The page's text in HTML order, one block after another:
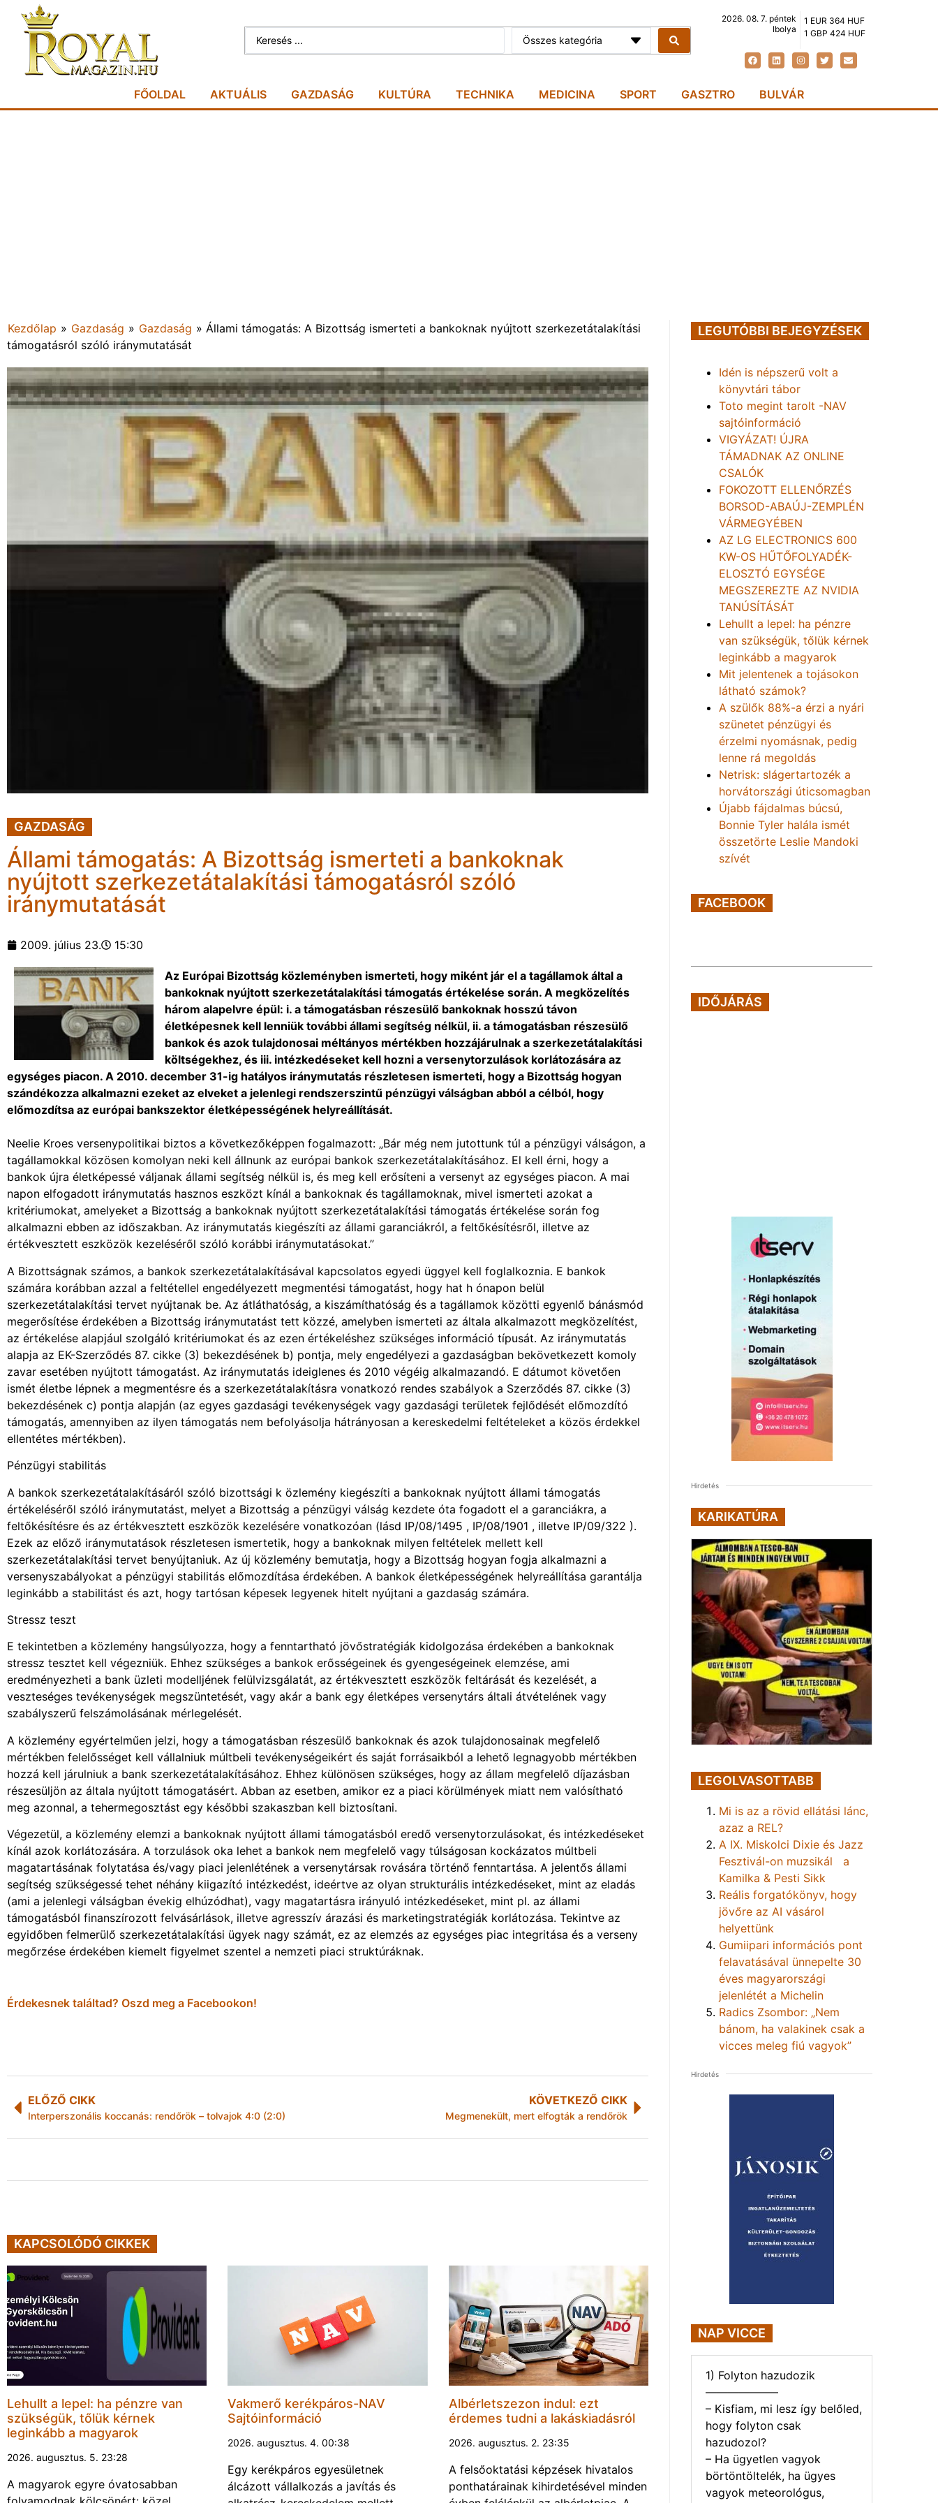
Összes kategória
2026. 08. 7. péntek
Ibolya
1 EUR 364 HUF
1 GBP 424 HUF
FŐOLDAL AKTUÁLIS GAZDASÁG KULTÚRA TECHNIKA MEDICINA SPORT GASZTRO BULVÁR
Kezdőlap » Gazdaság » Gazdaság » Állami támogatás: A Bizottság ismerteti a bankoknak nyújtott szerkezetátalakítási
támogatásról szóló iránymutatását
GAZDASÁG
Állami támogatás: A Bizottság ismerteti a bankoknak
nyújtott szerkezetátalakítási támogatásról szóló
iránymutatását
2009. július 23. 15:30
Az Európai Bizottság közleményben ismerteti, hogy miként jár el a tagállamok által a
bankoknak nyújtott szerkezetátalakítási támogatás értékelése során. A megközelítés
három alapelvre épül: i. a támogatásban részesülő bankoknak hosszú távon
életképesnek kell lenniük további állami segítség nélkül, ii. a támogatásban részesülő
bankok és azok tulajdonosai méltányos mértékben hozzájárulnak a szerkezetátalakítási
költségekhez, és iii. intézkedéseket kell hozni a versenytorzulások korlátozására az
egységes piacon. A 2010. december 31-ig hatályos iránymutatás részletesen ismerteti, hogy a Bizottság hogyan
szándékozza alkalmazni ezeket az elveket a jelenlegi rendszerszintű pénzügyi válságban abból a célból, hogy
előmozdítsa az európai bankszektor életképességének helyreállítását.
Neelie Kroes versenypolitikai biztos a következőképpen fogalmazott: „Bár még nem jutottunk túl a pénzügyi válságon, a
tagállamokkal közösen komolyan neki kell állnunk az európai bankok szerkezetátalakításához. El kell érni, hogy a
bankok újra életképessé váljanak állami segítség nélkül is, és meg kell erősíteni a versenyt az egységes piacon. A mai
napon elfogadott iránymutatás hasznos eszközt kínál a bankoknak és tagállamoknak, mivel ismerteti azokat a
kritériumokat, amelyeket a Bizottság a bankoknak nyújtott szerkezetátalakítási támogatás értékelése során fog
alkalmazni ebben az időszakban. Az iránymutatás kiegészíti az állami garanciákról, a feltőkésítésről, illetve az
értékvesztett eszközök kezeléséről szóló korábbi iránymutatásokat.”
A Bizottságnak számos, a bankok szerkezetátalakításával kapcsolatos egyedi üggyel kell foglalkoznia. E bankok
számára korábban azzal a feltétellel engedélyezett megmentési támogatást, hogy hat h ónapon belül
szerkezetátalakítási tervet nyújtanak be. Az átláthatóság, a kiszámíthatóság és a tagállamok közötti egyenlő bánásmód
megerősítése érdekében a Bizottság iránymutatást tett közzé, amelyben ismerteti az általa alkalmazott megközelítést,
az értékelése alapjául szolgáló kritériumokat és az ezen értékeléshez szükséges információ típusát. Az iránymutatás
alapja az EK-Szerződés 87. cikke (3) bekezdésének b) pontja, mely engedélyezi a gazdaságban bekövetkezett komoly
zavar esetében nyújtott támogatást. Az iránymutatás ideiglenes és 2010 végéig alkalmazandó. E dátumot követően
ismét életbe lépnek a megmentésre és a szerkezetátalakításra vonatkozó rendes szabályok a Szerződés 87. cikke (3)
bekezdésének c) pontja alapján (az egyes gazdasági tevékenységek vagy gazdasági területek fejlődését előmozdító
támogatás, amennyiben az ilyen támogatás nem befolyásolja hátrányosan a kereskedelmi feltételeket a közös érdekkel
ellentétes mértékben).
Pénzügyi stabilitás
A bankok szerkezetátalakításáról szóló bizottsági k özlemény kiegészíti a bankoknak nyújtott állami támogatás
értékeléséről szóló iránymutatást, melyet a Bizottság a pénzügyi válság kezdete óta fogadott el a garanciákra, a
feltőkésítésre és az értékvesztett eszközök kezelésére vonatkozóan (lásd IP/08/1495 , IP/08/1901 , illetve IP/09/322 ).
Ezek az előző iránymutatások részletesen ismertetik, hogy a bankoknak milyen feltételek mellett kell
szerkezetátalakítási tervet benyújtaniuk. Az új közlemény bemutatja, hogy a Bizottság hogyan fogja alkalmazni a
versenyszabályokat a pénzügyi stabilitás előmozdítása érdekében. A bankok életképességének helyreállítása garantálja
leginkább a stabilitást és azt, hogy tartósan képesek legyenek hitelt nyújtani a gazdaság számára.
Stressz teszt
E tekintetben a közlemény hangsúlyozza, hogy a fenntartható jövőstratégiák kidolgozása érdekében a bankoknak
stressz tesztet kell végezniük. Ehhez szükséges a bankok erősségeinek és gyengeségeinek elemzése, ami
eredményezheti a bank üzleti modelljének felülvizsgálatát, az értékvesztett eszközök feltárását és kezelését, a
veszteséges tevékenységek megszüntetését, vagy akár a bank egy életképes versenytárs általi átvételének vagy
szabályszerű felszámolásának mérlegelését.
A közlemény egyértelműen jelzi, hogy a támogatásban részesülő bankoknak és azok tulajdonosainak megfelelő
mértékben felelősséget kell vállalniuk múltbeli tevékenységeikért és saját forrásaikból a lehető legnagyobb mértékben
hozzá kell járulniuk a bank szerkezetátalakításához. Ehhez különösen szükséges, hogy az állam megfelelő díjazásban
részesüljön az általa nyújtott támogatásért. Abban az esetben, amikor ez a piaci körülmények miatt nem valósítható
meg azonnal, a tehermegosztást egy későbbi szakaszban kell biztosítani.
Végezetül, a közlemény elemzi a bankoknak nyújtott állami támogatásból eredő versenytorzulásokat, és intézkedéseket
kínál azok korlátozására. A torzulások oka lehet a bankok nem megfelelő vagy túlságosan kockázatos múltbeli
magatartásának folytatása és/vagy piaci jelenlétének a versenytársak rovására történő fenntartása. A jelentős állami
segítség szükségessé tehet néhány kiigazító intézkedést, ideértve az olyan strukturális intézkedéseket, mint az eladás
(ami a jelenlegi válságban évekig elhúzódhat), vagy magatartásra irányuló intézkedéseket, mint pl. az állami
támogatásból finanszírozott felvásárlások, illetve agresszív árazási és marketingstratégiák korlátozása. Tekintve az
egyidőben felmerülő szerkezetátalakítási ügyek nagy számát, ez az elemzés az egységes piac integritása és a verseny
megőrzése érdekében kiemelt figyelmet szentel a nemzeti piaci struktúráknak.
Érdekesnek találtad? Oszd meg a Facebookon!
ELŐZŐ CIKK
Interperszonális koccanás: rendőrök – tolvajok 4:0 (2:0)
KÖVETKEZŐ CIKK
Megmenekült, mert elfogták a rendőrök
KAPCSOLÓDÓ CIKKEK
Lehullt a lepel: ha pénzre van
szükségük, tőlük kérnek
leginkább a magyarok
2026. augusztus. 5. 23:28
A magyarok egyre óvatosabban
Vakmerő kerékpáros-NAV
Sajtóinformáció
2026. augusztus. 4. 00:38
Egy kerékpáros egyesületnek
álcázott vállalkozás a javítás és
Albérletszezon indul: ezt
érdemes tudni a lakáskiadásról
2026. augusztus. 2. 23:35
A felsőoktatási képzések hivatalos
ponthatárainak kihirdetésével minden
LEGUTÓBBI BEJEGYZÉSEK
Idén is népszerű volt a
könyvtári tábor
Toto megint tarolt -NAV
sajtóinformáció
VIGYÁZAT! ÚJRA
TÁMADNAK AZ ONLINE
CSALÓK
FOKOZOTT ELLENŐRZÉS
BORSOD-ABAÚJ-ZEMPLÉN
VÁRMEGYÉBEN
AZ LG ELECTRONICS 600
KW-OS HŰTŐFOLYADÉK-
ELOSZTÓ EGYSÉGE
MEGSZEREZTE AZ NVIDIA
TANÚSÍTÁSÁT
Lehullt a lepel: ha pénzre
van szükségük, tőlük kérnek
leginkább a magyarok
Mit jelentenek a tojásokon
látható számok?
A szülők 88%-a érzi a nyári
szünetet pénzügyi és
érzelmi nyomásnak, pedig
lenne rá megoldás
Netrisk: slágertartozék a
horvátországi úticsomagban
Újabb fájdalmas búcsú,
Bonnie Tyler halála ismét
összetörte Leslie Mandoki
szívét
FACEBOOK
IDŐJÁRÁS
Hirdetés
KARIKATÚRA
LEGOLVASOTTABB
Mi is az a rövid ellátási lánc,
azaz a REL?
A IX. Miskolci Dixie és Jazz
Fesztivál-on muzsikál a
Kamilka & Pesti Sikk
Reális forgatókönyv, hogy
jövőre az AI vásárol
helyettünk
Gumiipari információs pont
felavatásával ünnepelte 30
éves magyarországi
jelenlétét a Michelin
Radics Zsombor: „Nem
bánom, ha valakinek csak a
vicces meleg fiú vagyok”
Hirdetés
NAP VICCE
1) Folyton hazudozik
——————–
– Kisfiam, mi lesz így belőled,
hogy folyton csak
hazudozol?
– Ha ügyetlen vagyok
börtöntöltelék, ha ügyes
vagyok meteorológus,